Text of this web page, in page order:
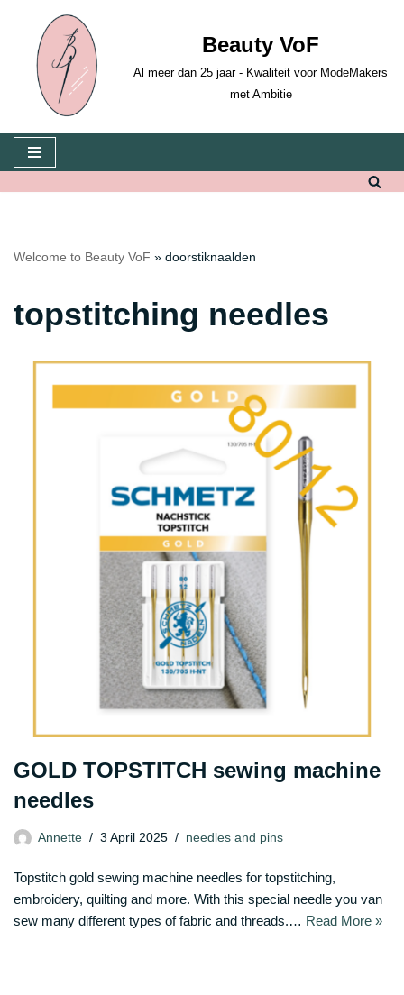
Skip
content
Beauty VoF
Al meer dan 25 jaar - Kwaliteit voor ModeMakers
met Ambitie
Welcome to Beauty VoF » doorstiknaalden
topstitching needles
GOLD TOPSTITCH sewing machine
needles
Annette 3 April 2025 needles and pins
Topstitch gold sewing machine needles for topstitching,
embroidery, quilting and more. With this special needle you van
sew many different types of fabric and threads.… Read More »